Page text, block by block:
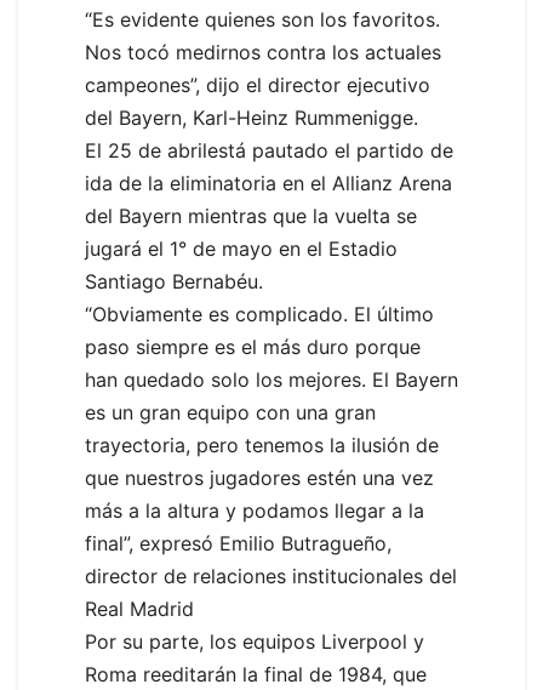
“Es evidente quienes son los favoritos.
Nos tocó medirnos contra los actuales
campeones”, dijo el director ejecutivo
del Bayern, Karl-Heinz Rummenigge.
El 25 de abrilestá pautado el partido de
ida de la eliminatoria en el Allianz Arena
del Bayern mientras que la vuelta se
jugará el 1° de mayo en el Estadio
Santiago Bernabéu.
“Obviamente es complicado. El último
paso siempre es el más duro porque
han quedado solo los mejores. El Bayern
es un gran equipo con una gran
trayectoria, pero tenemos la ilusión de
que nuestros jugadores estén una vez
más a la altura y podamos llegar a la
final”, expresó Emilio Butragueño,
director de relaciones institucionales del
Real Madrid
Por su parte, los equipos Liverpool y
Roma reeditarán la final de 1984, que